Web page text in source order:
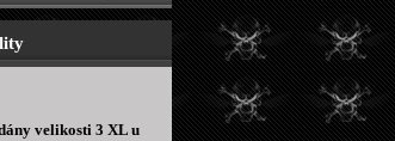
velikosti 3 XL u